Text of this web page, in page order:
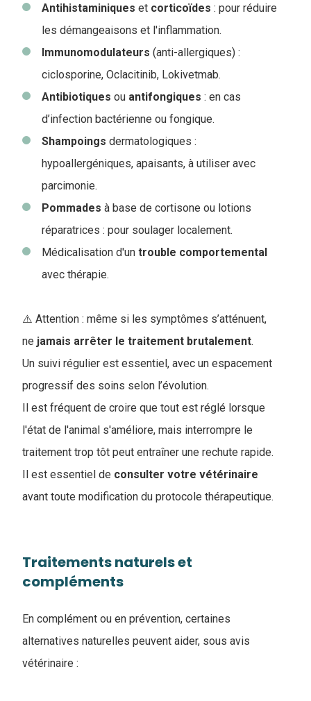
Antihistaminiques et corticoïdes : pour réduire
les démangeaisons et l'inflammation.
Immunomodulateurs (anti-allergiques) :
ciclosporine, Oclacitinib, Lokivetmab.
Antibiotiques ou antifongiques : en cas
d’infection bactérienne ou fongique.
Shampoings dermatologiques :
hypoallergéniques, apaisants, à utiliser avec
parcimonie.
Pommades à base de cortisone ou lotions
réparatrices : pour soulager localement.
Médicalisation d'un trouble comportemental
avec thérapie.
⚠️ Attention : même si les symptômes s’atténuent,
ne jamais arrêter le traitement brutalement.
Un suivi régulier est essentiel, avec un espacement
progressif des soins selon l’évolution.
Il est fréquent de croire que tout est réglé lorsque
l'état de l'animal s'améliore, mais interrompre le
traitement trop tôt peut entraîner une rechute rapide.
Il est essentiel de consulter votre vétérinaire
avant toute modification du protocole thérapeutique.
Traitements naturels et
compléments
En complément ou en prévention, certaines
alternatives naturelles peuvent aider, sous avis
vétérinaire :